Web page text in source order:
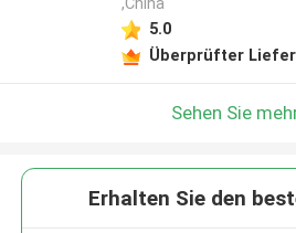
5.0
Überprüfter
Sehen Sie
Erhalten Sie den